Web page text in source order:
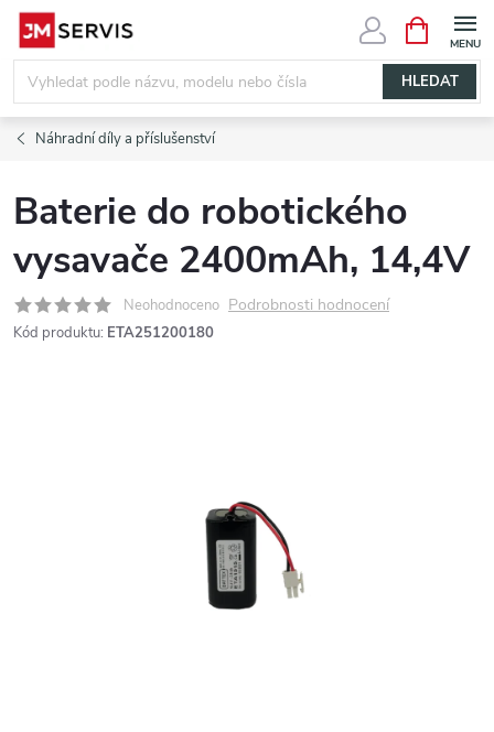
Přejít
obsah
HLEDAT
NÁKUPNÍ
KOŠÍK
Náhradní díly a příslušenství
Baterie do robotického
vysavače 2400mAh, 14,4V
Neohodnoceno Podrobnosti hodnocení
Kód produktu: ETA251200180